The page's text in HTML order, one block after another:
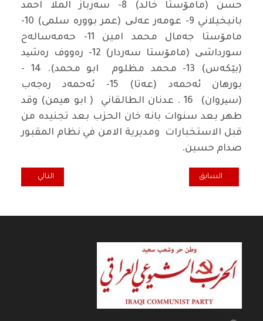
حسن (مامۆستا خالد) 8- سه‌رباز الملا احمد
بانيخيلاني 9- عومه‌ر عه‌لی (عمر بووره سلمى) 10-
مامۆستا جه‌مال محمد امين 11- حه‌مه‌ساله‌ح
سورداشی (مامۆستا سه‌ردار) 12- ره‌ووف ره‌شید
(بێكه‌س) 13- محمد مظلوم ابو محمد). 14 -
بورهان ئه‌حمه‌د (عه‌تا) 15- ئه‌حمه‌د ره‌جه‌ب
(سیروان) 16 . عدنان الطالقاني ( ابو هيمن) وقد
طهر بعد سنوات بانه خان الحزب بعد تجنيده من
قبل الاستخبارات ومديرية الامن في نظام المقبور
صدام حسين.
المقال السابق: حق التعليم هو أيضاً فلسطيني/ مايكل مايسون
السابق المقال التالي:
التالي